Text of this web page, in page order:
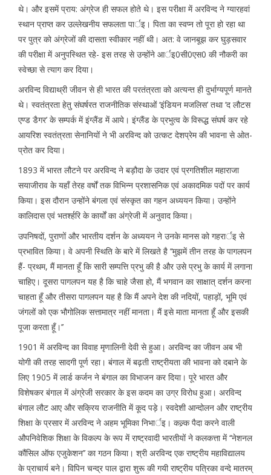
थे। और इसमें प्राय: अंग्रेज ही सफल होते थे। इस परीक्षा में अरविन्द ने ग्यारहवां
स्थान प्राप्त कर उल्लेखनीय सफलता पार्इ। पिता का स्वप्न तो पूरा हो रहा था
पर पुत्र को अंग्रेजों की दासता स्वीकार नहीं थी। अत: वे जानबूझ कर घुड़सवार
की परीक्षा में अनुपस्थित रहे- इस तरह से उन्होंने आर्इ0सी0एस0 की नौकरी का
स्वेच्छा से त्याग कर दिया।
अरविन्द विद्याथ्री जीवन से ही भारत की परतंत्रता को अत्यन्त ही दुर्भाग्यपूर्ण मानते
थे। स्वतंत्रता हेतु संघर्षरत राजनीतिक संस्थाओं ‘इंडियन मजलिस’ तथा ‘द लौटस
एण्ड डैगर’ के सम्पर्क में इंग्लैंड में आये। इंग्लैंड के प्रभुत्व के विरूद्ध संघर्ष कर रहे
आयरिश स्वतंत्रता सेनानियों ने भी अरविन्द को उत्कट देशप्रेम की भावना से ओत-
प्रोत कर दिया।
1893 में भारत लौटने पर अरविन्द ने बड़ौदा के उदार एवं प्रगतिशील महाराजा
सयाजीराव के यहाँ तेरह वर्षों तक विभिन्न प्रशासनिक एवं अकादमिक पदों पर कार्य
किया। इस दौरान उन्होंने बंगला एवं संस्कृत का गहन अध्ययन किया। उन्होंने
कालिदास एवं भतर्श्हरि के कार्यों का अंग्रेजी में अनुवाद किया।
उपनिषदों, पुराणों और भारतीय दर्शन के अध्ययन ने उनके मानस को गहरार्इ से
प्रभावित किया। वे अपनी स्थिति के बारे में लिखते है ‘‘मुझमें तीन तरह के पागलपन
हैं- प्रथम, मैं मानता हूँ कि सारी सम्पत्ति प्रभु की है और उसे प्रभु के कार्य में लगाना
चाहिए। दूसरा पागलपन यह है कि चाहे जैसा हो, मैं भगवान का साक्षात् दर्शन करना
चाहता हूँ और तीसरा पागलपन यह है कि मैं अपने देश की नदियों, पहाड़ों, भूमि एवं
जंगलों को एक भौगोलिक सत्तामात्र नहीं मानता। मैं इसे माता मानता हूँ और इसकी
पूजा करता हूँ।’’
1901 में अरविन्द का विवाह मृणालिनी देवी से हुआ। अरविन्द का जीवन अब भी
योगी की तरह सादगी पूर्ण रहा। बंगाल में बढ़ती राष्ट्रीयता की भावना को दबाने के
लिए 1905 में लार्ड कर्जन ने बंगाल का विभाजन कर दिया। पूरे भारत और
विशेषकर बंगाल में अंग्रेजी सरकार के इस कदम का उग्र विरोध हुआ। अरविन्द
बंगाल लौट आए और सक्रिय राजनीति में कूद पड़े। स्वदेशी आन्दोलन और राष्ट्रीय
शिक्षा के प्रसार में अरविन्द ने अहम भूमिका निभार्इ। कल्र्क पैदा करने वाली
औपनिवेशिक शिक्षा के विकल्प के रूप में राष्ट्रवादी भारतीयों ने कलकत्ता में ‘‘नेशनल
कौंसिल ऑफ एजुकेशन’’ का गठन किया। श्री अरविन्द एक राष्ट्रीय महाविद्यालय
के प्राचार्य बने। विपिन चन्द्र पाल द्वारा शुरू की गयी राष्ट्रीय पत्रिका वन्दे मातरम्